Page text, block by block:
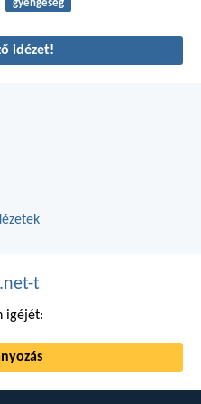
gyengeség
idézet!
t
igéjét: